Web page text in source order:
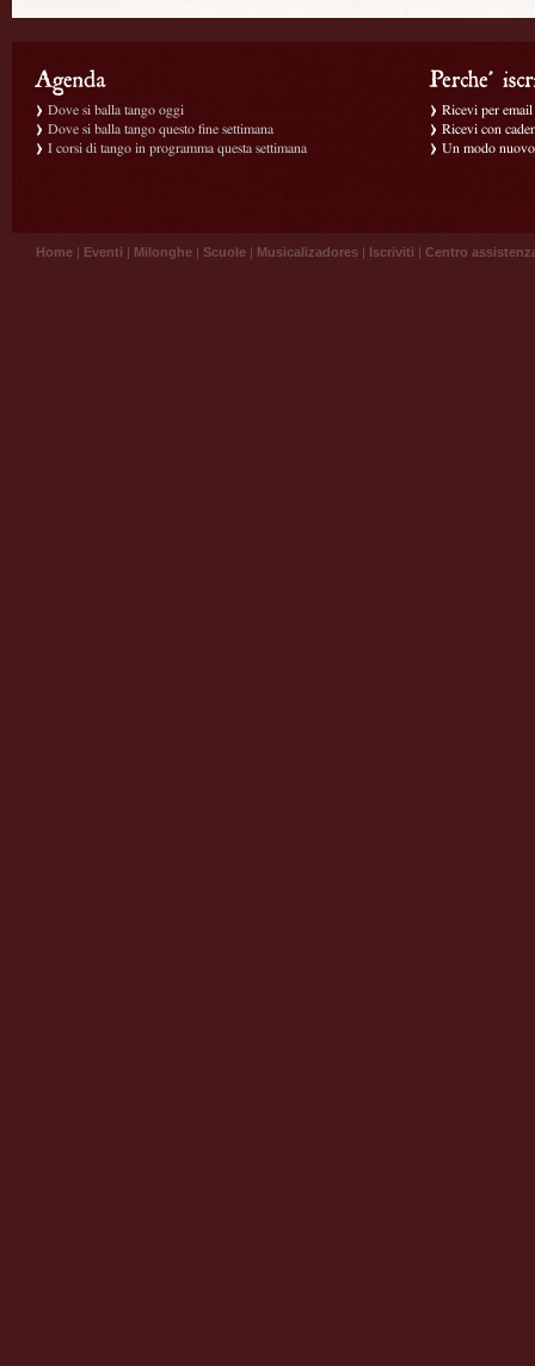
Dove si balla tango oggi
Dove si balla tango questo fine settimana
I corsi di tango in programma questa settimana
Ricevi per
Ricevi con
Un modo
Home | Eventi | Milonghe | Scuole | Musicalizadores | Iscriviti | Centro